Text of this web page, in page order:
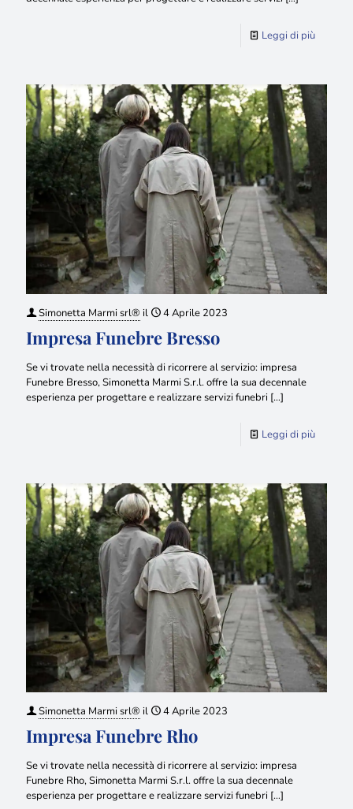
Leggi di più
Simonetta Marmi srl® il 4 Aprile 2023
Impresa Funebre Bresso
Se vi trovate nella necessità di ricorrere al servizio: impresa
Funebre Bresso, Simonetta Marmi S.r.l. offre la sua decennale
esperienza per progettare e realizzare servizi funebri […]
Leggi di più
Simonetta Marmi srl® il 4 Aprile 2023
Impresa Funebre Rho
Se vi trovate nella necessità di ricorrere al servizio: impresa
Funebre Rho, Simonetta Marmi S.r.l. offre la sua decennale
esperienza per progettare e realizzare servizi funebri […]